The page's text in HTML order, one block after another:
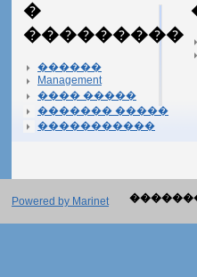
�
���������
������
Management
���� �����
������� �����
�����������
Powered by Marinet